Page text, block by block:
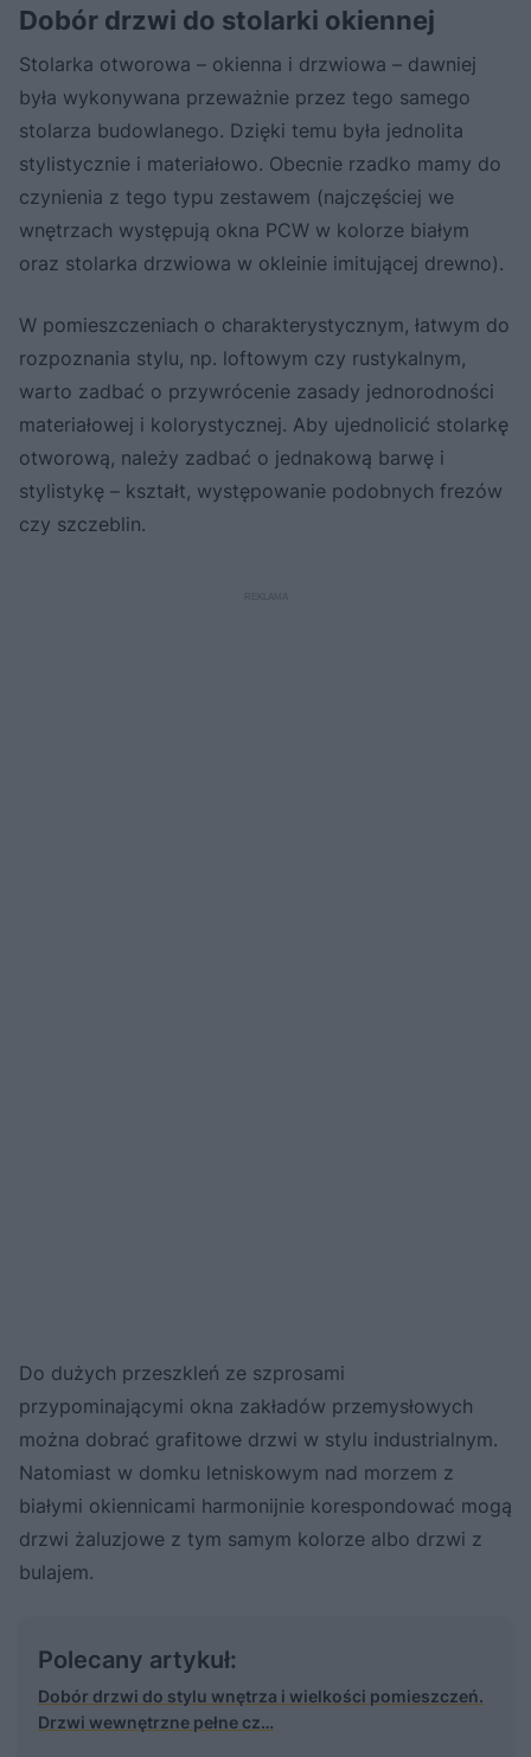
jak i ze stali iszkła potrafią podkreślić industrialny charakter wnętrza
Dobór drzwi do stolarki okiennej
Stolarka otworowa – okienna i drzwiowa – dawniej
była wykonywana przeważnie przez tego samego
stolarza budowlanego. Dzięki temu była jednolita
stylistycznie i materiałowo. Obecnie rzadko mamy do
czynienia z tego typu zestawem (najczęściej we
wnętrzach występują okna PCW w kolorze białym
oraz stolarka drzwiowa w okleinie imitującej drewno).
W pomieszczeniach o charakterystycznym, łatwym do
rozpoznania stylu, np. loftowym czy rustykalnym,
warto zadbać o przywrócenie zasady jednorodności
materiałowej i kolorystycznej. Aby ujednolicić stolarkę
otworową, należy zadbać o jednakową barwę i
stylistykę – kształt, występowanie podobnych frezów
czy szczeblin.
Do dużych przeszkleń ze szprosami
przypominającymi okna zakładów przemysłowych
można dobrać grafitowe drzwi w stylu industrialnym.
Natomiast w domku letniskowym nad morzem z
białymi okiennicami harmonijnie korespondować mogą
drzwi żaluzjowe z tym samym kolorze albo drzwi z
bulajem.
Polecany artykuł:
Dobór drzwi do stylu wnętrza i wielkości pomieszczeń.
Drzwi wewnętrzne pełne cz…